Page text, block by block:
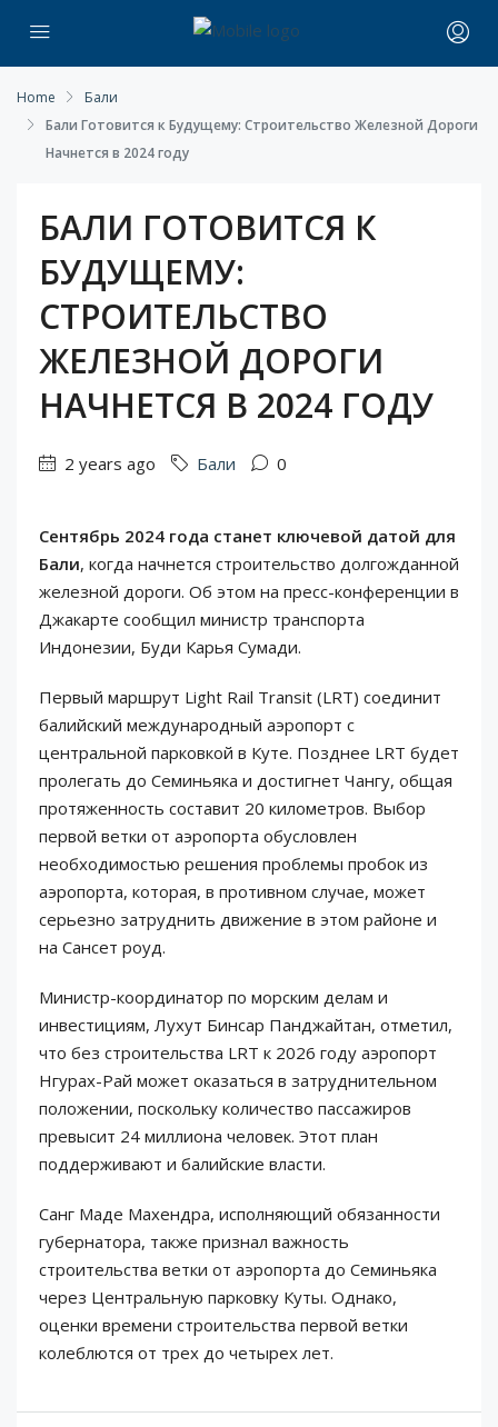
Home
Бали
Бали Готовится к Будущему: Строительство Железной Дороги
Начнется в 2024 году
БАЛИ ГОТОВИТСЯ К
БУДУЩЕМУ:
СТРОИТЕЛЬСТВО
ЖЕЛЕЗНОЙ ДОРОГИ
НАЧНЕТСЯ В 2024 ГОДУ
2 years ago Бали 0
Сентябрь 2024 года станет ключевой датой для
Бали, когда начнется строительство долгожданной
железной дороги. Об этом на пресс-конференции в
Джакарте сообщил министр транспорта
Индонезии, Буди Карья Сумади.
Первый маршрут Light Rail Transit (LRT) соединит
балийский международный аэропорт с
центральной парковкой в Куте. Позднее LRT будет
пролегать до Семиньяка и достигнет Чангу, общая
протяженность составит 20 километров. Выбор
первой ветки от аэропорта обусловлен
необходимостью решения проблемы пробок из
аэропорта, которая, в противном случае, может
серьезно затруднить движение в этом районе и
на Сансет роуд.
Министр-координатор по морским делам и
инвестициям, Лухут Бинсар Панджайтан, отметил,
что без строительства LRT к 2026 году аэропорт
Нгурах-Рай может оказаться в затруднительном
положении, поскольку количество пассажиров
превысит 24 миллиона человек. Этот план
поддерживают и балийские власти.
Санг Маде Махендра, исполняющий обязанности
губернатора, также признал важность
строительства ветки от аэропорта до Семиньяка
через Центральную парковку Куты. Однако,
оценки времени строительства первой ветки
колеблются от трех до четырех лет.